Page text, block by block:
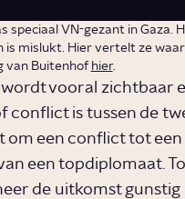
speciaal VN-gezant in Gaza.
is mislukt. Hier vertelt ze
van Buitenhof hier.
vooral zichtbaar
conflict is tussen de
om een conflict tot een
een topdiplomaat.
de uitkomst gunstig